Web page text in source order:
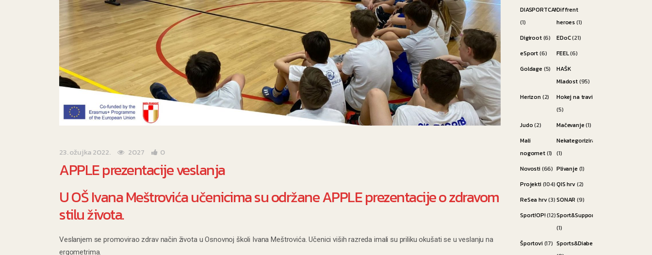
23. ožujka 2022. 2027 0
APPLE prezentacije veslanja
U OŠ Ivana Meštrovića učenicima su održane APPLE prezentacije o zdravom
stilu života.
Veslanjem se promovirao zdrav način života u Osnovnoj školi Ivana Meštrovića. Učenici viših razreda imali su priliku okušati se u veslanju na
ergometrima.
DIASPORTCAMP
(1)
Diffrent
heroes(1)
Digiroot(6) EDoC(21)
eSport(6) FEEL(6)
Goldage (5)
HAŠK
Mladost(95)
Herizon (2)
Hokej na travi
(5)
Judo(2) Mačevanje(1)
Mali
nogomet(1)
Nekategorizirano
(1)
Novosti (66) Plivanje (1)
Projekti (104)QIS hrv(2)
ReSea hrv(3)SONAR (9)
Sport!OP!(12)Sport&Support
(1)
Športovi (17) Sports&Diabetes